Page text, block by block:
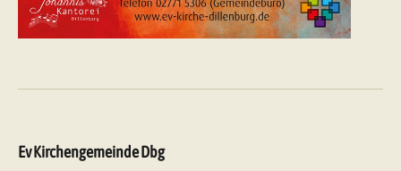
Ev Kirchengemeinde Dbg